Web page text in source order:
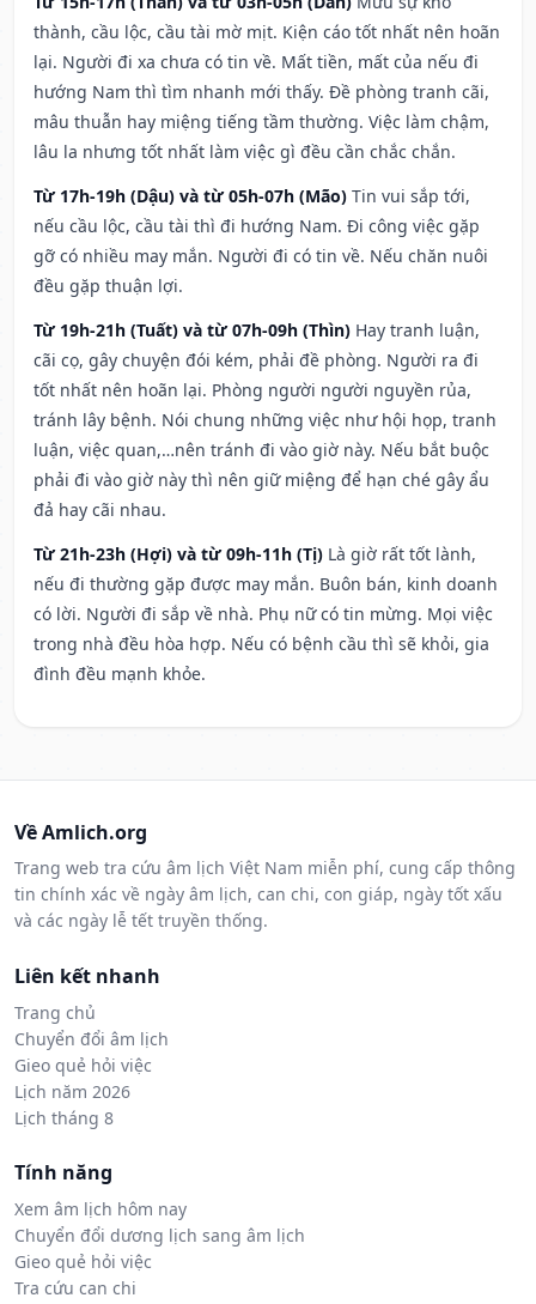
thành, cầu lộc, cầu tài mờ mịt. Kiện cáo tốt nhất nên hoãn
lại. Người đi xa chưa có tin về. Mất tiền, mất của nếu đi
hướng Nam thì tìm nhanh mới thấy. Đề phòng tranh cãi,
mâu thuẫn hay miệng tiếng tầm thường. Việc làm chậm,
lâu la nhưng tốt nhất làm việc gì đều cần chắc chắn.
Từ 17h-19h (Dậu) và từ 05h-07h (Mão) Tin vui sắp tới,
nếu cầu lộc, cầu tài thì đi hướng Nam. Đi công việc gặp
gỡ có nhiều may mắn. Người đi có tin về. Nếu chăn nuôi
đều gặp thuận lợi.
Từ 19h-21h (Tuất) và từ 07h-09h (Thìn) Hay tranh luận,
cãi cọ, gây chuyện đói kém, phải đề phòng. Người ra đi
tốt nhất nên hoãn lại. Phòng người người nguyền rủa,
tránh lây bệnh. Nói chung những việc như hội họp, tranh
luận, việc quan,…nên tránh đi vào giờ này. Nếu bắt buộc
phải đi vào giờ này thì nên giữ miệng để hạn ché gây ẩu
đả hay cãi nhau.
Từ 21h-23h (Hợi) và từ 09h-11h (Tị) Là giờ rất tốt lành,
nếu đi thường gặp được may mắn. Buôn bán, kinh doanh
có lời. Người đi sắp về nhà. Phụ nữ có tin mừng. Mọi việc
trong nhà đều hòa hợp. Nếu có bệnh cầu thì sẽ khỏi, gia
đình đều mạnh khỏe.
Về Amlich.org
Trang web tra cứu âm lịch Việt Nam miễn phí, cung cấp thông
tin chính xác về ngày âm lịch, can chi, con giáp, ngày tốt xấu
và các ngày lễ tết truyền thống.
Liên kết nhanh
Trang chủ
Chuyển đổi âm lịch
Gieo quẻ hỏi việc
Lịch năm 2026
Lịch tháng 8
Tính năng
Xem âm lịch hôm nay
Chuyển đổi dương lịch sang âm lịch
Gieo quẻ hỏi việc
Tra cứu can chi